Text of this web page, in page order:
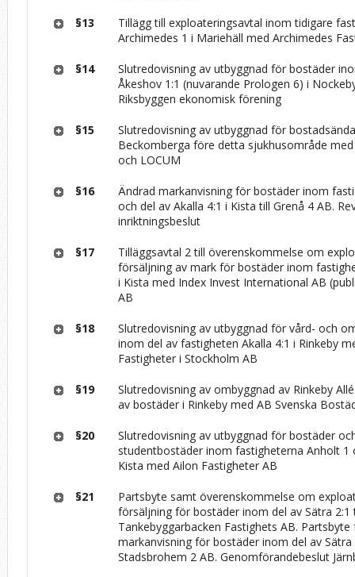
§13
Tillägg till exploateringsavtal inom tidigare
Archimedes 1 i Mariehäll med Archimedes
§14
Slutredovisning av utbyggnad för bostäder
Åkeshov 1:1 (nuvarande Prologen 6) i
Riksbyggen ekonomisk förening
§15
Slutredovisning av utbyggnad för
Beckomberga före detta sjukhusområde
och LOCUM
§16
Ändrad markanvisning för bostäder inom
och del av Akalla 4:1 i Kista till Grenå 4 AB.
inriktningsbeslut
§17
Tilläggsavtal 2 till överenskommelse om
försäljning av mark för bostäder inom
i Kista med Index Invest International AB
AB
§18
Slutredovisning av utbyggnad för vård- och
inom del av fastigheten Akalla 4:1 i Rinkeby
Fastigheter i Stockholm AB
§19
Slutredovisning av ombyggnad av Rinkeby
av bostäder i Rinkeby med AB Svenska
§20
Slutredovisning av utbyggnad för bostäder
studentbostäder inom fastigheterna Anholt 1
Kista med Ailon Fastigheter AB
§21
Partsbyte samt överenskommelse om
försäljning för bostäder inom del av Sätra 2:1
Tankebyggarbacken Fastighets AB. Partsbyte
markanvisning för bostäder inom del av Sätra
Stadsbrohem 2 AB. Genomförandebeslut